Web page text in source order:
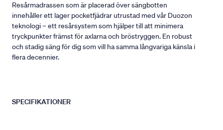
Resårmadrassen som är placerad över sängbotten
innehåller ett lager pocketfjädrar utrustad med vår Duozon
teknologi – ett resårsystem som hjälper till att minimera
tryckpunkter främst för axlarna och bröstryggen. En robust
och stadig säng för dig som vill ha samma långvariga känsla i
flera decennier.
SPECIFIKATIONER